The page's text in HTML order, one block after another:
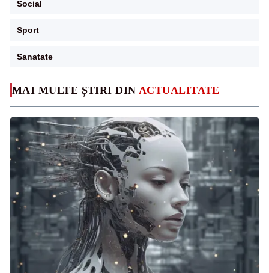
MAI MULTE ȘTIRI DIN ACTUALITATE
Social
Sport
Sanatate